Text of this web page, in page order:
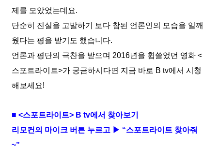
제를 모았었는데요.
단순히 진실을 고발하기 보다 참된 언론인의 모습을 일깨
웠다는 평을 받기도 했습니다.
언론과 평단의 극찬을 받으며 2016년을 휩쓸었던 영화 <
스포트라이트>가 궁금하시다면 지금 바로 B tv에서 시청
해보세요!
■ <스포트라이트> B tv에서 찾아보기
리모컨의 마이크 버튼 누르고 ▶ “스포트라이트 찾아줘
~”